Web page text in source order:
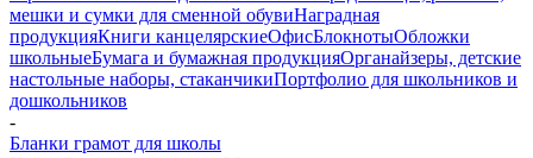
мешки и сумки для сменной обувиНаградная
продукцияКниги канцелярскиеОфисБлокнотыОбложки
школьныеБумага и бумажная продукцияОрганайзеры, детские
настольные наборы, стаканчикиПортфолио для школьников и
дошкольников
-
Бланки грамот для школы